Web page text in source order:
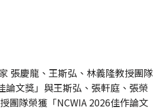
張慶龍、王斯弘、林義隆教授團隊
論文獎」與王斯弘、張軒庭、張榮
團隊榮獲「NCWIA 2026佳作論文